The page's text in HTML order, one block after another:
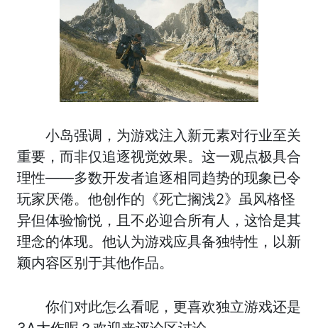
小岛强调，为游戏注入新元素对行业至关
重要，而非仅追逐视觉效果。这一观点极具合
理性——多数开发者追逐相同趋势的现象已令
玩家厌倦。他创作的《死亡搁浅2》虽风格怪
异但体验愉悦，且不必迎合所有人，这恰是其
理念的体现。他认为游戏应具备独特性，以新
颖内容区别于其他作品。
你们对此怎么看呢，更喜欢独立游戏还是